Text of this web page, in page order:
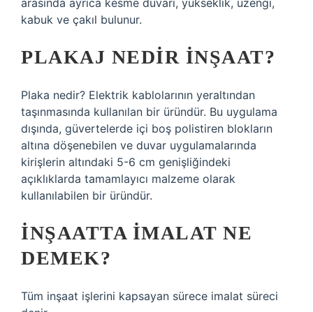
arasında ayrıca kesme duvarı, yükseklik, üzengi,
kabuk ve çakıl bulunur.
PLAKAJ NEDIR INŞAAT?
Plaka nedir? Elektrik kablolarının yeraltından
taşınmasında kullanılan bir üründür. Bu uygulama
dışında, güvertelerde içi boş polistiren blokların
altına döşenebilen ve duvar uygulamalarında
kirişlerin altındaki 5-6 cm genişliğindeki
açıklıklarda tamamlayıcı malzeme olarak
kullanılabilen bir üründür.
İNŞAATTA IMALAT NE
DEMEK?
Tüm inşaat işlerini kapsayan sürece imalat süreci